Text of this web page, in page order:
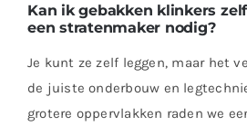
Kan ik gebakken klinkers
een stratenmaker nodig?
Je kunt ze zelf leggen, maar het
de juiste onderbouw en
grotere oppervlakken raden we